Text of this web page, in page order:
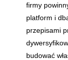
firmy
platform i
przepisami
budować